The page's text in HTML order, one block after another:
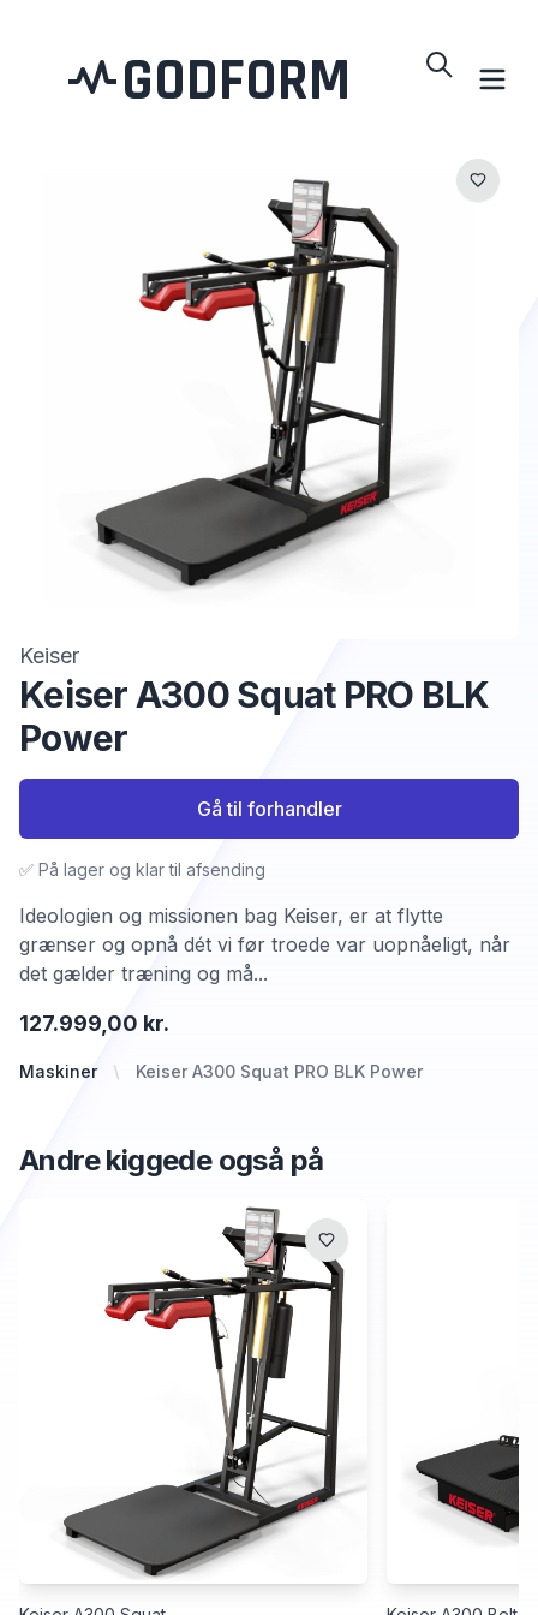
GODFORM
Keiser
Keiser A300 Squat PRO BLK
Power
Maskiner Keiser A300 Squat PRO BLK Power
127.999,00 kr.
Ideologien og missionen bag Keiser, er at flytte
grænser og opnå dét vi før troede var uopnåeligt, når
det gælder træning og må...
✅ På lager og klar til afsending
Gå til forhandler
Andre kiggede også på